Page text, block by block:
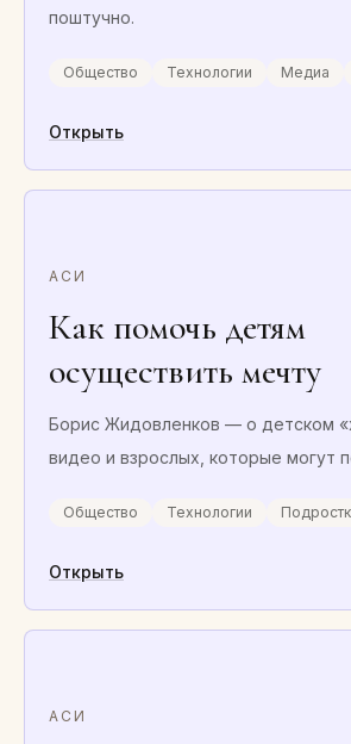
поштучно.
Общество Технологии Медиа
Открыть
АСИ
Как помочь детям
осуществить мечту
Борис Жидовленков — о детском
видео и взрослых, которые могут
Общество Технологии
Открыть
АСИ